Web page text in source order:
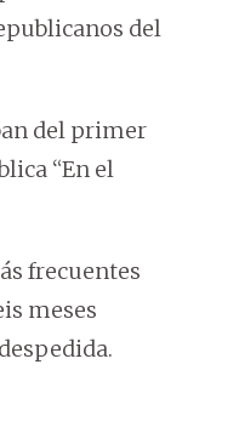
del
del primer
“En el
frecuentes
meses